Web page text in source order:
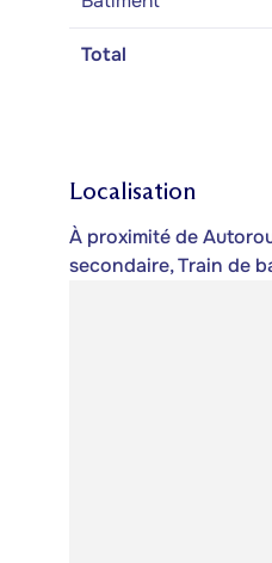
Total
Localisation
À proximité de
secondaire, Train de